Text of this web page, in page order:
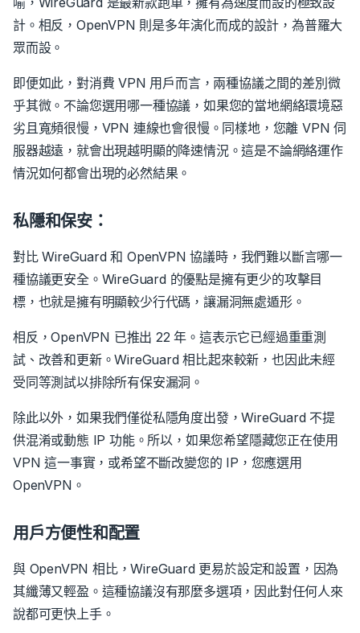
計。相反，OpenVPN 則是多年演化而成的設計，為普羅大
眾而設。
即便如此，對消費 VPN 用戶而言，兩種協議之間的差別微
乎其微。不論您選用哪一種協議，如果您的當地網絡環境惡
劣且寬頻很慢，VPN 連線也會很慢。同樣地，您離 VPN 伺
服器越遠，就會出現越明顯的降速情況。這是不論網絡運作
情況如何都會出現的必然結果。
私隱和保安：
對比 WireGuard 和 OpenVPN 協議時，我們難以斷言哪一
種協議更安全。WireGuard 的優點是擁有更少的攻擊目
標，也就是擁有明顯較少行代碼，讓漏洞無處遁形。
相反，OpenVPN 已推出 22 年。這表示它已經過重重測
試、改善和更新。WireGuard 相比起來較新，也因此未經
受同等測試以排除所有保安漏洞。
除此以外，如果我們僅從私隱角度出發，WireGuard 不提
供混淆或動態 IP 功能。所以，如果您希望隱藏您正在使用
VPN 這一事實，或希望不斷改變您的 IP，您應選用
OpenVPN。
用戶方便性和配置
與 OpenVPN 相比，WireGuard 更易於設定和設置，因為
其纖薄又輕盈。這種協議沒有那麼多選項，因此對任何人來
說都可更快上手。